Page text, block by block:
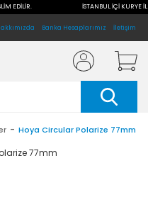
EDİLİR. İSTANBUL İÇİ KURYE
Banka Hesaplarımız İletişim
Hoya Circular Polarize 77mm